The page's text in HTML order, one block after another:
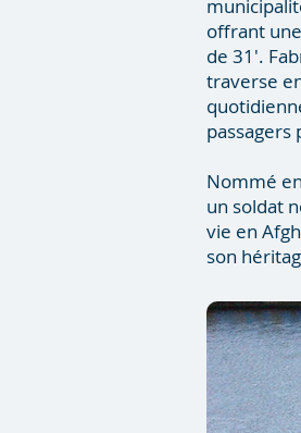
offrant
de 31'.
traverse
passagers
Nommé
un soldat
vie en
son